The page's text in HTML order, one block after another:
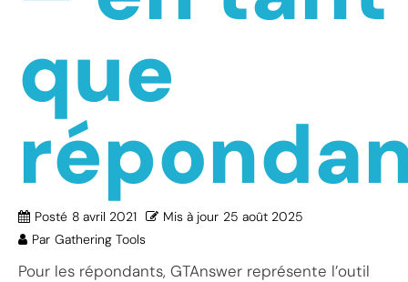
que
Posté 8 avril 2021 Mis à jour 25 août 2025
Par Gathering Tools
Pour les répondants, GTAnswer représente l’outil